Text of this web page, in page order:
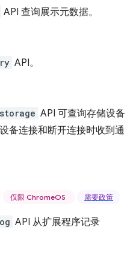
API 查询展示元数据。
API。
API 可查询存储设备
备连接和断开连接时收到通
仅限 ChromeOS 需要政策
API 从扩展程序记录